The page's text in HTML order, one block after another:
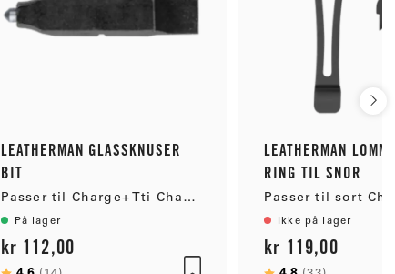
LEATHERMAN GLASSKNUSER
BIT
Passer til Charge+ Tti Charge+ MUT EOD Removable Bit Driver Skeletool Skeletool CX Skeletool RX Surge Wave+ MUT Signal Topo Signal
På lager
kr 112,00
LEATHERMAN
RING TIL SNOR
Ikke på lager
kr 119,00